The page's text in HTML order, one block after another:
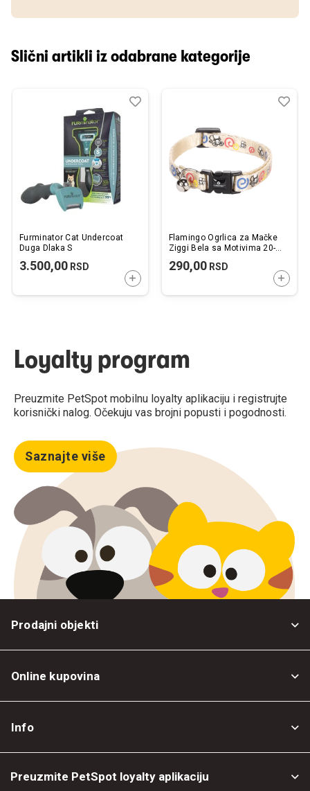
Slični artikli iz odabrane kategorije
Furminator Cat Undercoat
Duga Dlaka S
3.500,00 RSD
DODAJTE U KORPU
Dodaj
Uporedi
Flamingo Ogrlica za Mačke
Ziggi Bela sa Motivima 20-
290,00RSD
Loyalty program
Preuzmite PetSpot mobilnu loyalty aplikaciju i registrujte
korisnički nalog. Očekuju vas brojni popusti i pogodnosti.
Saznajte više
Prodajni objekti
Online kupovina
Info
Preuzmite PetSpot loyalty aplikaciju